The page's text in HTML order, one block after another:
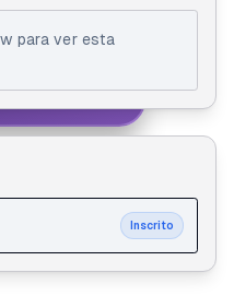
Marulanda
para ver esta
Inscrito